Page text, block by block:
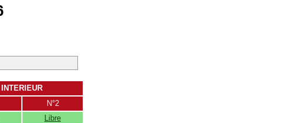
INTERIEUR
N°2
Libre